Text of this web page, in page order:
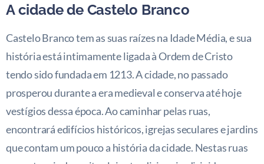
A cidade de Castelo Branco
Castelo Branco tem as suas raízes na Idade Média, e sua
história está intimamente ligada à Ordem de Cristo
tendo sido fundada em 1213. A cidade, no passado
prosperou durante a era medieval e conserva até hoje
vestígios dessa época. Ao caminhar pelas ruas,
encontrará edifícios históricos, igrejas seculares e jardins
que contam um pouco a história da cidade. Nestas ruas